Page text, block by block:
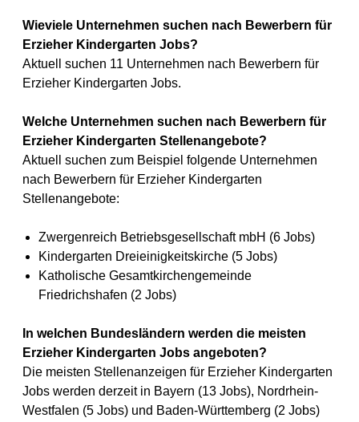
Wieviele Unternehmen suchen nach Bewerbern für
Erzieher Kindergarten Jobs?
Aktuell suchen 11 Unternehmen nach Bewerbern für
Erzieher Kindergarten Jobs.
Welche Unternehmen suchen nach Bewerbern für
Erzieher Kindergarten Stellenangebote?
Aktuell suchen zum Beispiel folgende Unternehmen
nach Bewerbern für Erzieher Kindergarten
Stellenangebote:
Zwergenreich Betriebsgesellschaft mbH (6 Jobs)
Kindergarten Dreieinigkeitskirche (5 Jobs)
Katholische Gesamtkirchengemeinde
Friedrichshafen (2 Jobs)
In welchen Bundesländern werden die meisten
Erzieher Kindergarten Jobs angeboten?
Die meisten Stellenanzeigen für Erzieher Kindergarten
Jobs werden derzeit in Bayern (13 Jobs), Nordrhein-
Westfalen (5 Jobs) und Baden-Württemberg (2 Jobs)